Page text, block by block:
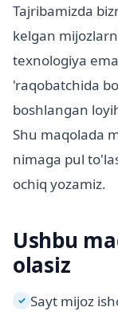
Tajribamizda
kelgan
texnologiya
'raqobatchida
boshlangan
Shu maqolada
nimaga pul
ochiq yozamiz.
Ushbu
olasiz
✓ Sayt mijoz